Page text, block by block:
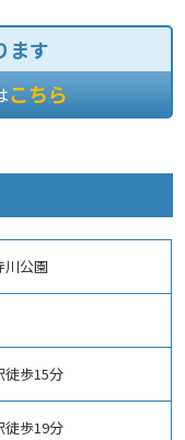
ます
こちら
川公園
徒歩15分
徒歩19分